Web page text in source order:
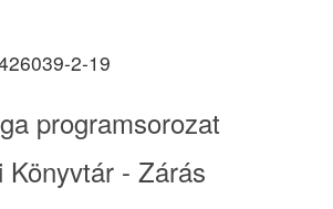
2-19
programsorozat
Könyvtár - Zárás